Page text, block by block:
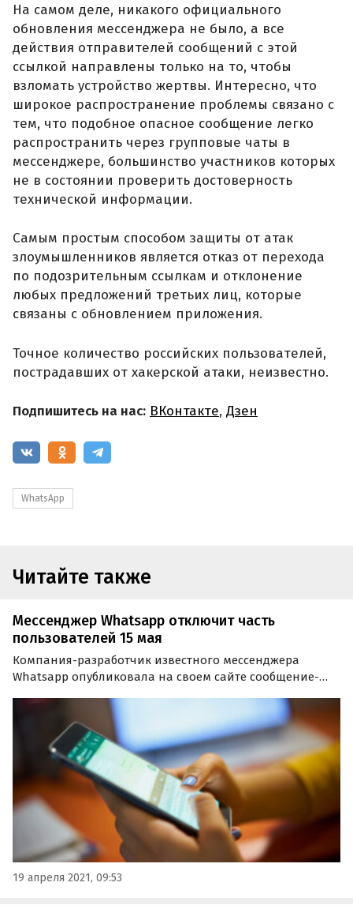
На самом деле, никакого официального
обновления мессенджера не было, а все
действия отправителей сообщений с этой
ссылкой направлены только на то, чтобы
взломать устройство жертвы. Интересно, что
широкое распространение проблемы связано с
тем, что подобное опасное сообщение легко
распространить через групповые чаты в
мессенджере, большинство участников которых
не в состоянии проверить достоверность
технической информации.
Самым простым способом защиты от атак
злоумышленников является отказ от перехода
по подозрительным ссылкам и отклонение
любых предложений третьих лиц, которые
связаны с обновлением приложения.
Точное количество российских пользователей,
пострадавших от хакерской атаки, неизвестно.
Подпишитесь на нас: ВКонтакте, Дзен
WhatsApp
Читайте также
Мессенджер Whatsapp отключит часть
пользователей 15 мая
Компания-разработчик известного мессенджера
Whatsapp опубликовала на своем сайте сообщение-
правил использования сервиса истекает 15 мая и
сообщила, что произойдет с аккаунтами, не
принявшими изменения в…
19 апреля 2021, 09:53